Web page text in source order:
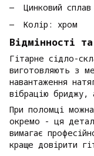
Цинковий сплав
Колір: хром
Відмінності
Гітарне сідло-
виготовляють з
навантаження
вібрацію
При поломці
окремо - ця
вимагає
краще довірити